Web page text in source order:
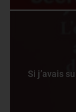
Si j’avais